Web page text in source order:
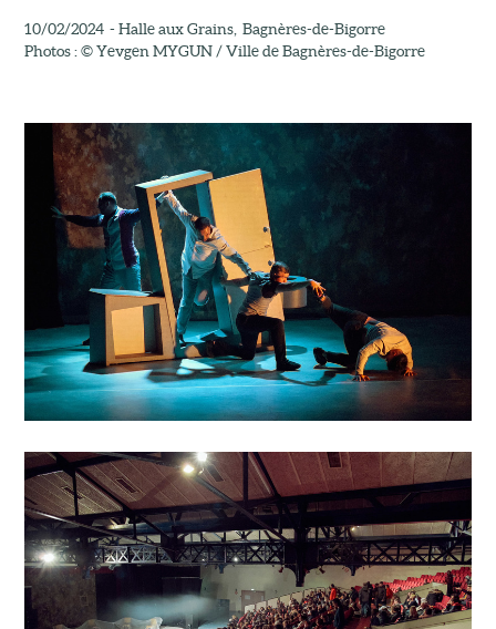
10/02/2024 - Halle aux Grains, Bagnères-de-Bigorre
Photos : © Yevgen MYGUN / Ville de Bagnères-de-Bigorre